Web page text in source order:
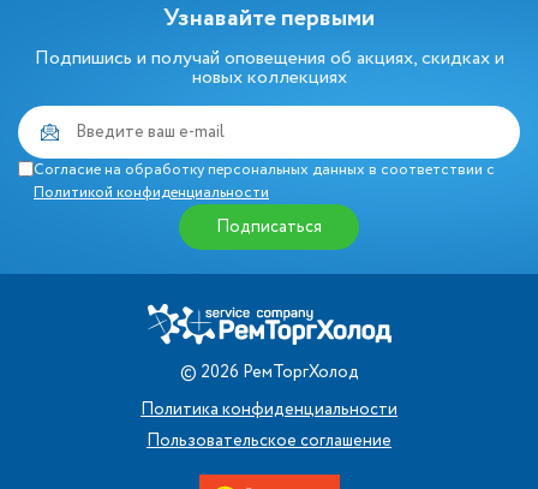
Узнавайте первыми
Подпишись и получай оповещения об акциях, скидках и
новых коллекциях
Согласие на обработку персональных данных в соответствии с
Политикой конфиденциальности
Подписаться
© 2026 РемТоргХолод
Политика конфиденциальности
Пользовательское соглашение